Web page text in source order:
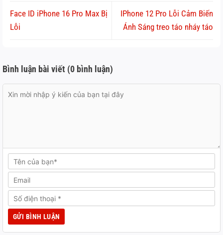
Face ID iPhone 16 Pro Max Bị
Lỗi
IPhone 12 Pro Lỗi Cảm Biến
Ánh Sáng treo táo nháy táo
Bình luận bài viết (0 bình luận)